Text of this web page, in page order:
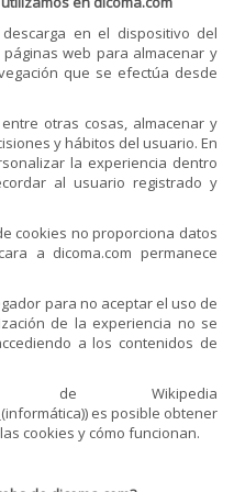
en el dispositivo del
web para almacenar y
que se efectúa desde
otras cosas, almacenar y
y hábitos del usuario. En
la experiencia dentro
al usuario registrado y
cookies no proporciona datos
a dicoma.com permanece
para no aceptar el uso de
de la experiencia no se
a los contenidos de
Wikipedia
es posible obtener
cookies y cómo funcionan.